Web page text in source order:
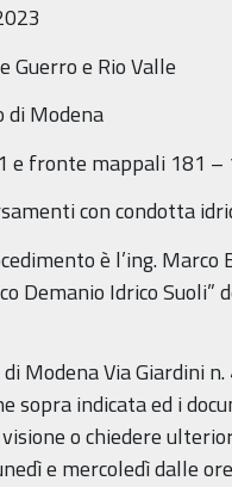
Guerro e Rio Valle
di Modena
e fronte mappali 181
con condotta
è l’ing.
Demanio Idrico Suoli”
di Modena Via Giardini
sopra indicata ed i
o chiedere
e mercoledì dalle